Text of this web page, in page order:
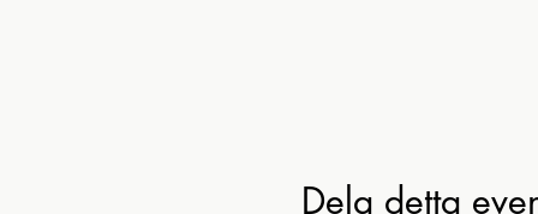
Dela detta